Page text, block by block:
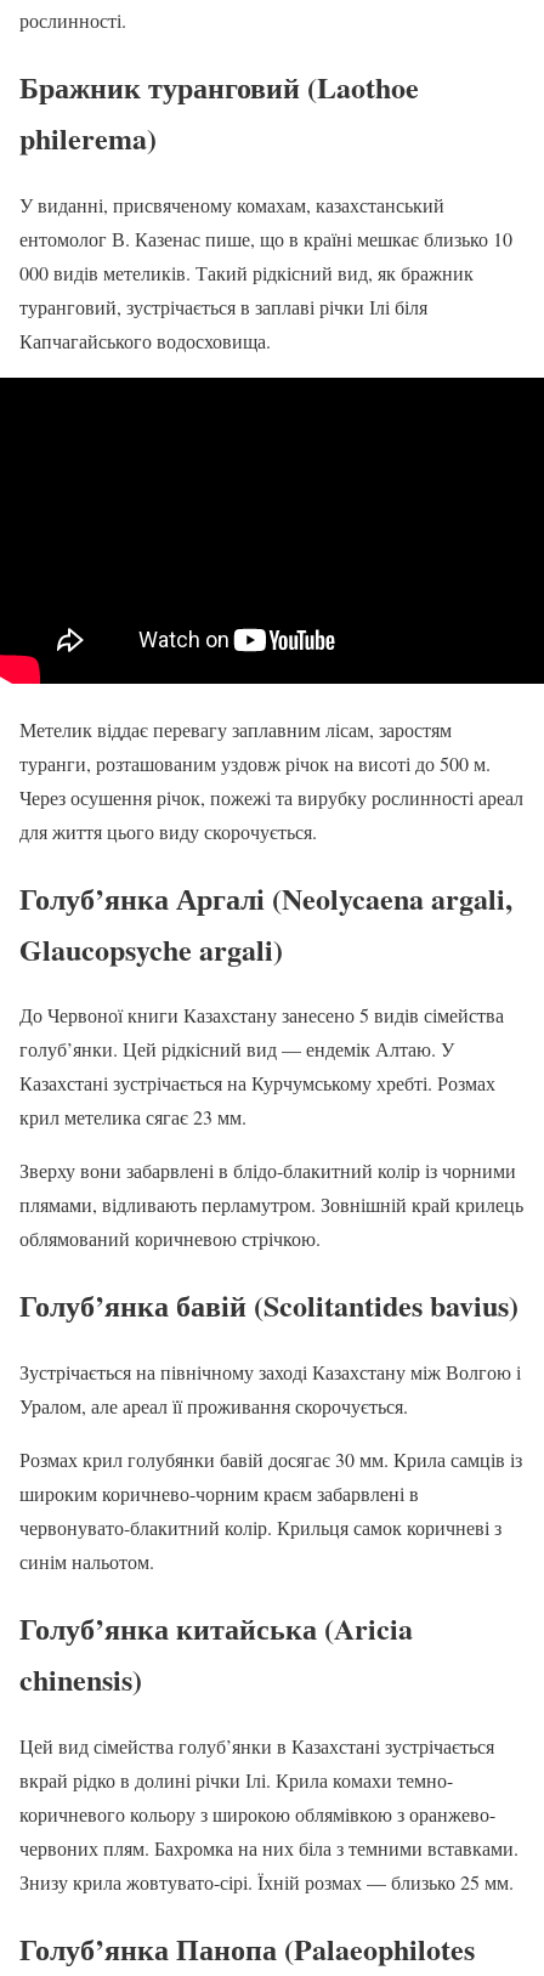
рослинності.
Бражник туранговий (Laothoe
philerema)
У виданні, присвяченому комахам, казахстанський
ентомолог В. Казенас пише, що в країні мешкає близько 10
000 видів метеликів. Такий рідкісний вид, як бражник
туранговий, зустрічається в заплаві річки Ілі біля
Капчагайського водосховища.
Метелик віддає перевагу заплавним лісам, заростям
туранги, розташованим уздовж річок на висоті до 500 м.
Через осушення річок, пожежі та вирубку рослинності ареал
для життя цього виду скорочується.
Голуб’янка Аргалі (Neolycaena argali,
Glaucopsyche argali)
До Червоної книги Казахстану занесено 5 видів сімейства
голуб’янки. Цей рідкісний вид — ендемік Алтаю. У
Казахстані зустрічається на Курчумському хребті. Розмах
крил метелика сягає 23 мм.
Зверху вони забарвлені в блідо-блакитний колір із чорними
плямами, відливають перламутром. Зовнішній край крилець
облямований коричневою стрічкою.
Голуб’янка бавій (Scolitantides bavius)
Зустрічається на північному заході Казахстану між Волгою і
Уралом, але ареал її проживання скорочується.
Розмах крил голубянки бавій досягає 30 мм. Крила самців із
широким коричнево-чорним краєм забарвлені в
червонувато-блакитний колір. Крильця самок коричневі з
синім нальотом.
Голуб’янка китайська (Aricia
chinensis)
Цей вид сімейства голуб’янки в Казахстані зустрічається
вкрай рідко в долині річки Ілі. Крила комахи темно-
коричневого кольору з широкою облямівкою з оранжево-
червоних плям. Бахромка на них біла з темними вставками.
Знизу крила жовтувато-сірі. Їхній розмах — близько 25 мм.
Голуб’янка Панопа (Palaeophilotes